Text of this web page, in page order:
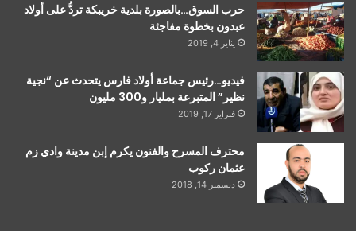
حرب السوق…بالصورة بلدية خريبكة تردُّ على أولاد
عبدون بخطوة مفاجئة
يناير 4, 2019
فيديو…رئيس جماعة أولاد فارس يتحدث عن “نجية
نظير” المتبرعة بمليار و300 مليون
فبراير 17, 2019
محترف المسرح والفنون يكرم إبن مدينة وادي زم
عثمان ركوب
ديسمبر 14, 2018